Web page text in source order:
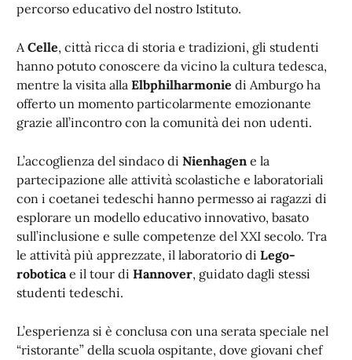
percorso educativo del nostro Istituto.
ACelle, città ricca di storia e tradizioni, gli studenti
hanno potuto conoscere da vicino la cultura tedesca,
mentre la visita alla Elbphilharmonie di Amburgo ha
offerto un momento particolarmente emozionante
grazie all’incontro con la comunità dei non udenti.
L’accoglienza del sindaco di Nienhagen e la
partecipazione alle attività scolastiche e laboratoriali
con i coetanei tedeschi hanno permesso ai ragazzi di
esplorare un modello educativo innovativo, basato
sull’inclusione e sulle competenze del XXI secolo. Tra
le attività più apprezzate, il laboratorio di Lego-
roboticae il tour di Hannover, guidato dagli stessi
studenti tedeschi.
L’esperienza si è conclusa con una serata speciale nel
“ristorante” della scuola ospitante, dove giovani chef